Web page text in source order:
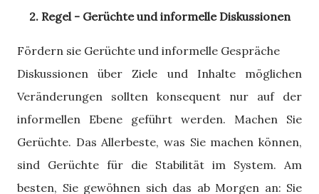
2. Regel - Gerüchte und informelle Diskussionen
Fördern sie Gerüchte und informelle Gespräche
Diskussionen über Ziele und Inhalte möglichen
Veränderungen sollten konsequent nur auf der
informellen Ebene geführt werden. Machen Sie
Gerüchte. Das Allerbeste, was Sie machen können,
sind Gerüchte für die Stabilität im System. Am
besten, Sie gewöhnen sich das ab Morgen an: Sie